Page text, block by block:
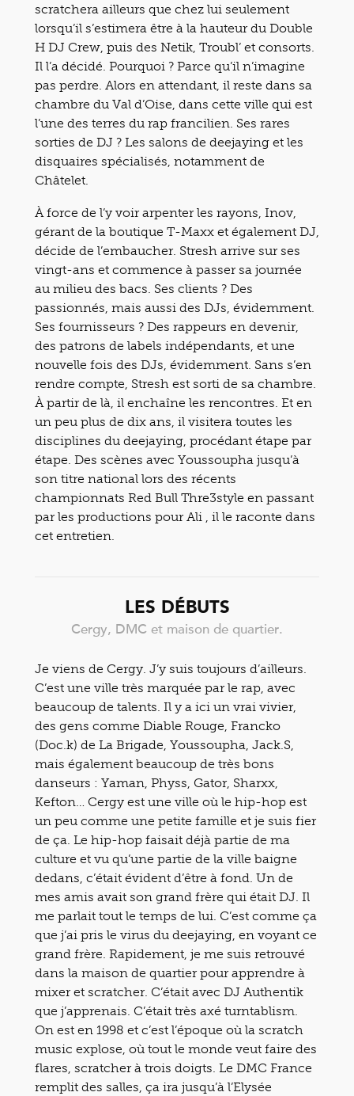
scratchera ailleurs que chez lui seulement
lorsqu’il s’estimera être à la hauteur du Double
H DJ Crew, puis des Netik, Troubl’ et consorts.
Il l’a décidé. Pourquoi ? Parce qu’il n’imagine
pas perdre. Alors en attendant, il reste dans sa
chambre du Val d’Oise, dans cette ville qui est
l’une des terres du rap francilien. Ses rares
sorties de DJ ? Les salons de deejaying et les
disquaires spécialisés, notamment de
Châtelet.
À force de l’y voir arpenter les rayons, Inov,
gérant de la boutique T-Maxx et également DJ,
décide de l’embaucher. Stresh arrive sur ses
vingt-ans et commence à passer sa journée
au milieu des bacs. Ses clients ? Des
passionnés, mais aussi des DJs, évidemment.
Ses fournisseurs ? Des rappeurs en devenir,
des patrons de labels indépendants, et une
nouvelle fois des DJs, évidemment. Sans s’en
rendre compte, Stresh est sorti de sa chambre.
À partir de là, il enchaîne les rencontres. Et en
un peu plus de dix ans, il visitera toutes les
disciplines du deejaying, procédant étape par
étape. Des scènes avec Youssoupha jusqu’à
son titre national lors des récents
championnats Red Bull Thre3style en passant
par les productions pour Ali , il le raconte dans
cet entretien.
LES DÉBUTS
Cergy, DMC et maison de quartier.
Je viens de Cergy. J’y suis toujours d’ailleurs.
C’est une ville très marquée par le rap, avec
beaucoup de talents. Il y a ici un vrai vivier,
des gens comme Diable Rouge, Francko
(Doc.k) de La Brigade, Youssoupha, Jack.S,
mais également beaucoup de très bons
danseurs : Yaman, Physs, Gator, Sharxx,
Kefton… Cergy est une ville où le hip-hop est
un peu comme une petite famille et je suis fier
de ça. Le hip-hop faisait déjà partie de ma
culture et vu qu’une partie de la ville baigne
dedans, c’était évident d’être à fond. Un de
mes amis avait son grand frère qui était DJ. Il
me parlait tout le temps de lui. C’est comme ça
que j’ai pris le virus du deejaying, en voyant ce
grand frère. Rapidement, je me suis retrouvé
dans la maison de quartier pour apprendre à
mixer et scratcher. C’était avec DJ Authentik
que j’apprenais. C’était très axé turntablism.
On est en 1998 et c’est l’époque où la scratch
music explose, où tout le monde veut faire des
flares, scratcher à trois doigts. Le DMC France
remplit des salles, ça ira jusqu’à l’Elysée